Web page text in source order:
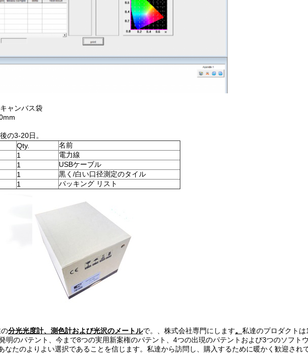
ャンバス袋
の3-20日。
Qty.
名前
1
電力線
1
USBケーブル
1
黒く/白い口径測定のタイル
1 パッキング リスト
分光光度計、測色計および光沢のメートルで。、株式会社専門にします。 私達のプロダクト
明のパテント、今まで8つの実用新案権のパテント、4つの出現のパテントおよび3つのソフト
なたのよりよい選択であることを信じます。私達から訪問し、購入するために暖かく歓迎され